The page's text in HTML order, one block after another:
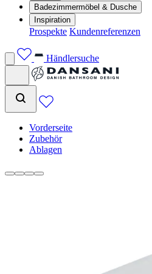
Badezimmermöbel & Dusche
Inspiration
Prospekte Kundenreferenzen
Händlersuche
Vorderseite
Zubehör
Ablagen